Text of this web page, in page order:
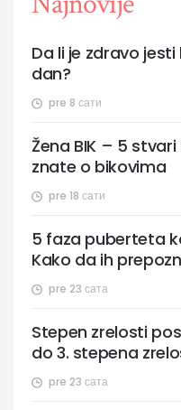
pre 8 сати
Da li je zdravo
dan?
pre 18 сати
Žena BIK – 5
znate o bikovima
pre 23 сата
5 faza puberteta
Kako da ih
pre 23 сата
Stepen zrelosti
do 3. stepena